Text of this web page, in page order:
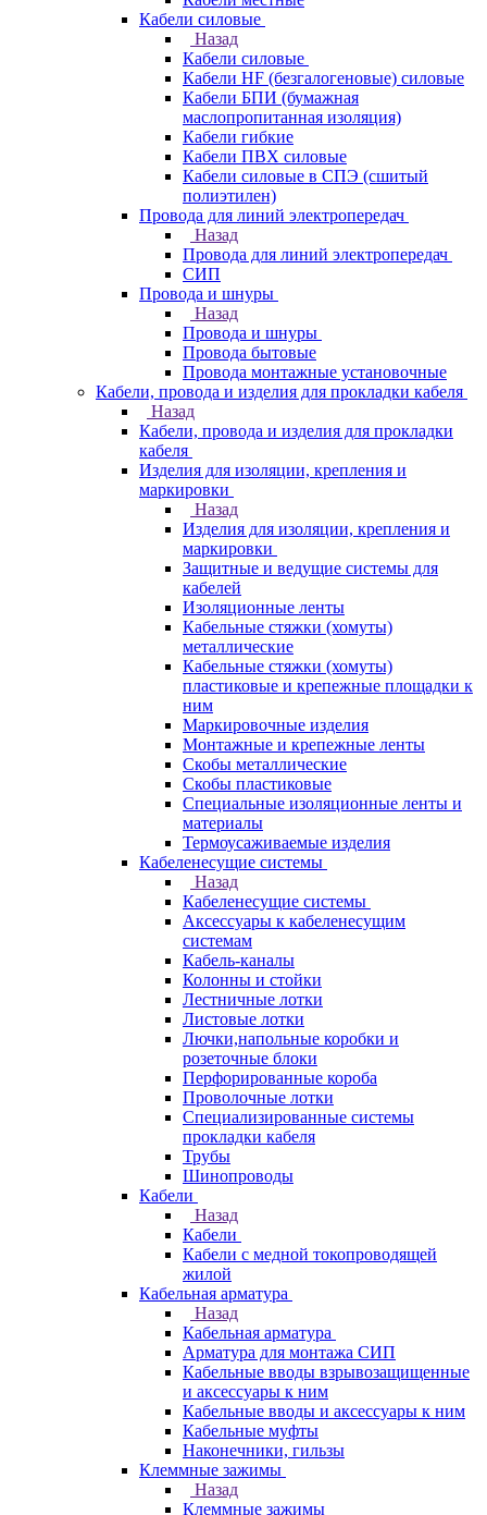
Кабели силовые
Назад
Кабели силовые
Кабели HF (безгалогеновые) силовые
Кабели БПИ (бумажная
маслопропитанная изоляция)
Кабели гибкие
Кабели ПВХ силовые
Кабели силовые в СПЭ (сшитый
полиэтилен)
Провода для линий электропередач
Назад
Провода для линий электропередач
СИП
Провода и шнуры
Назад
Провода и шнуры
Провода бытовые
Провода монтажные установочные
Кабели, провода и изделия для прокладки кабеля
Назад
Кабели, провода и изделия для прокладки
кабеля
Изделия для изоляции, крепления и
маркировки
Назад
Изделия для изоляции, крепления и
маркировки
Защитные и ведущие системы для
кабелей
Изоляционные ленты
Кабельные стяжки (хомуты)
металлические
Кабельные стяжки (хомуты)
пластиковые и крепежные площадки к
ним
Маркировочные изделия
Монтажные и крепежные ленты
Скобы металлические
Скобы пластиковые
Специальные изоляционные ленты и
материалы
Термоусаживаемые изделия
Кабеленесущие системы
Назад
Кабеленесущие системы
Аксессуары к кабеленесущим
системам
Кабель-каналы
Колонны и стойки
Лестничные лотки
Листовые лотки
Лючки,напольные коробки и
розеточные блоки
Перфорированные короба
Проволочные лотки
Специализированные системы
прокладки кабеля
Трубы
Шинопроводы
Кабели
Назад
Кабели
Кабели с медной токопроводящей
жилой
Кабельная арматура
Назад
Кабельная арматура
Арматура для монтажа СИП
Кабельные вводы взрывозащищенные
и аксессуары к ним
Кабельные вводы и аксессуары к ним
Кабельные муфты
Наконечники, гильзы
Клеммные зажимы
Назад
Клеммные зажимы